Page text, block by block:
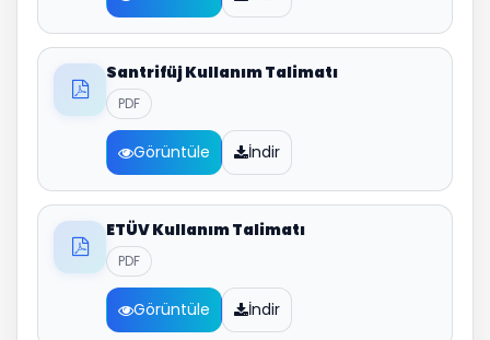
Santrifüj Kullanım Talimatı
PDF
Görüntüle İndir
ETÜV Kullanım Talimatı
PDF
Görüntüle İndir